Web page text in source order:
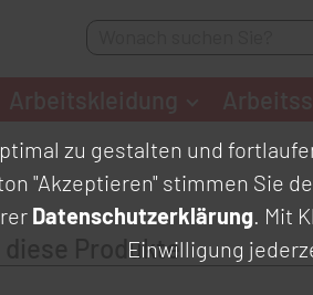
diese Produkte
zu gestalten und
"Akzeptieren" stimmen Sie
Datenschutzerklärung. Mit
Einwilligung